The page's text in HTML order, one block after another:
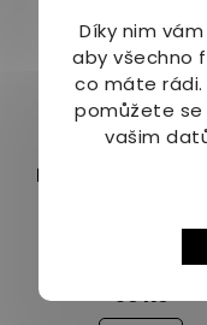
Díky nim
aby všechno
co máte rádi.
pomůžete se
vašim
hvězdiček.
Labeta Dýňový
59 Kč